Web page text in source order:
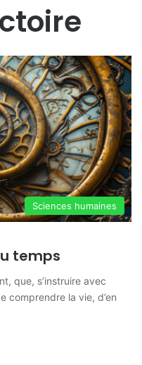
Sciences humaines
temps
que, s’instruire avec
comprendre la vie, d’en